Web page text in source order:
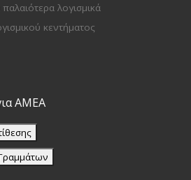
λογισμικά
κεντήματος
ΑΜΕΑ